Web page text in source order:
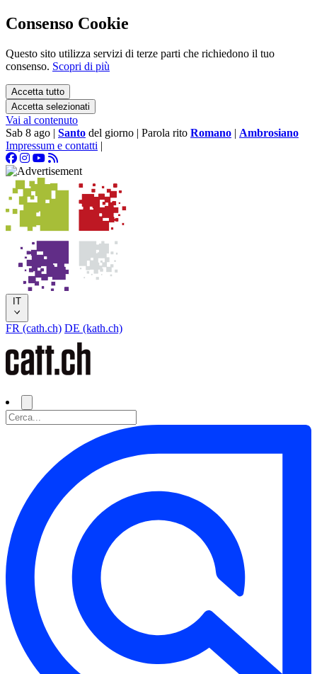
Consenso Cookie
Questo sito utilizza servizi di terze parti che richiedono il tuo
consenso. Scopri di più
Accetta tutto
Accetta selezionati
Vai al contenuto
Sab 8 ago | Santo del giorno | Parola rito Romano | Ambrosiano
Impressum e contatti |
IT
FR (cath.ch) DE (kath.ch)